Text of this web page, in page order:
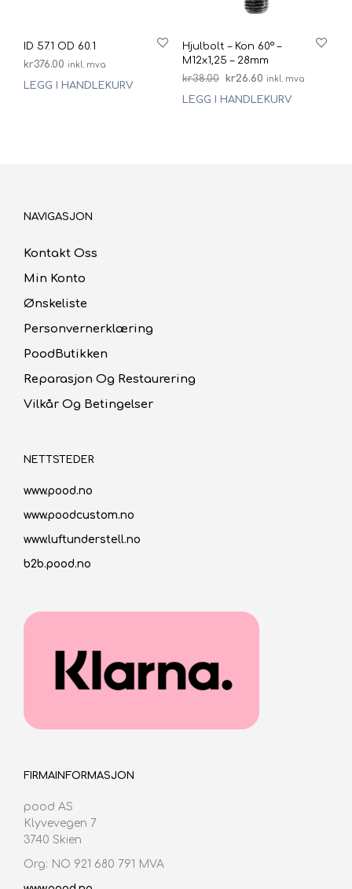
ID 57.1 OD 60.1
kr376.00 inkl. mva
LEGG I HANDLEKURV
Hjulbolt – Kon 60° –
M12x1,25 – 28mm
kr38.00
Opprinnelig
pris
kr26.60Nåværende
pris
inkl. mva
LEGG I HANDLEKURV
NAVIGASJON
Kontakt Oss
Min Konto
Ønskeliste
Personvernerklæring
PoodButikken
Reparasjon Og Restaurering
Vilkår Og Betingelser
NETTSTEDER
www.pood.no
www.poodcustom.no
www.luftunderstell.no
b2b.pood.no
FIRMAINFORMASJON
pood AS
Klyvevegen 7
3740 Skien
Org: NO 921 680 791 MVA